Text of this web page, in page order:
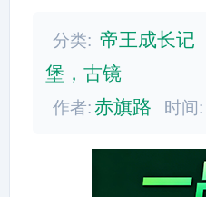
分类: 帝王成长记
堡，古镜
作者:赤旗路 时间: